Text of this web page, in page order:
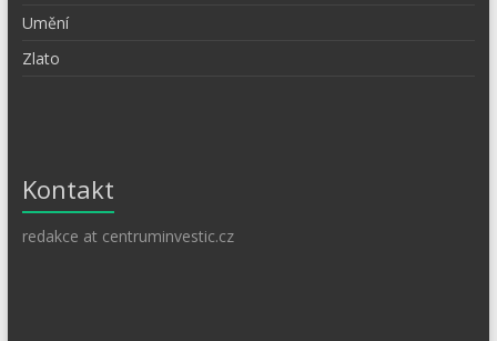
Umění
Zlato
Kontakt
redakce at centruminvestic.cz